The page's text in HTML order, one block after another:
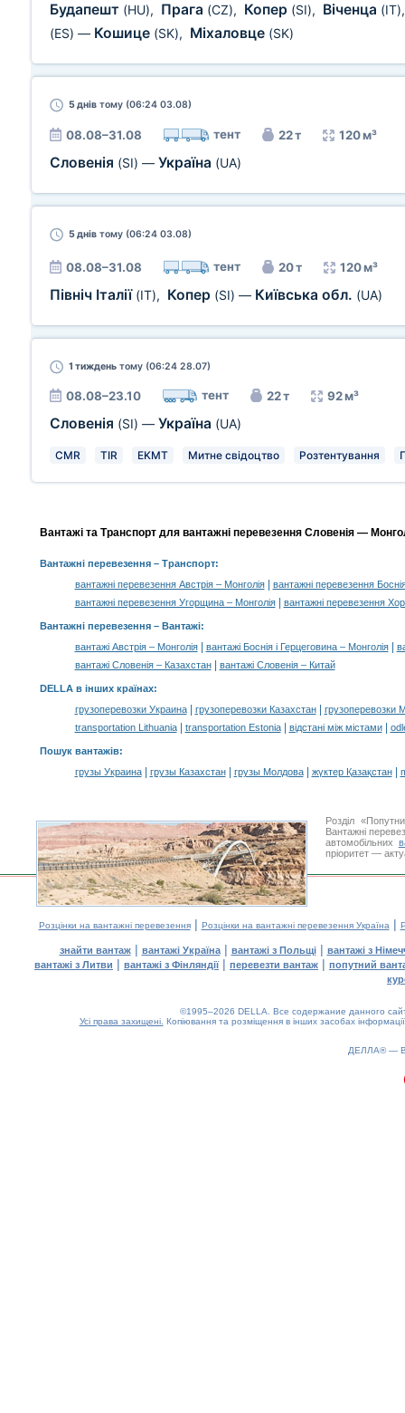
Будапешт (HU), Прага (CZ), Копер (SI), Віченца (IT)
(ES) — Кошице (SK), Міхаловце (SK)
5 днів тому (06:24 03.08)
08.08–31.08 тент 22 т 120 м³
Словенія (SI) — Україна (UA)
5 днів тому (06:24 03.08)
08.08–31.08 тент 20 т 120 м³
Північ Італії (IT), Копер (SI) — Київська обл. (UA)
1 тиждень тому (06:24 28.07)
08.08–23.10 тент 22 т 92 м³
Словенія (SI) — Україна (UA)
CMR TIR EKMT Митне свідоцтво Розтентування
Вантажі та Транспорт для вантажні перевезення Словенія —
Вантажні перевезення– Транспорт:
вантажні перевезення Австрія – Монголія|
вантажні перевезення
вантажні перевезення Угорщина – Монголія| вантажні перевезення
Вантажні перевезення – Вантажі:
вантажі Австрія – Монголія| вантажі Боснія і Герцеговина – Монголія|
вантажі Словенія – Казахстан| вантажі Словенія – Китай
DELLA в інших країнах:
грузоперевозки Украина| грузоперевозки Казахстан|
грузоперевозки
transportation Lithuania| transportation Estonia| відстані між містами|
Пошук вантажів:
грузы Украина| грузы Казахстан| грузы Молдова| жүктер Қазақстан|
Розділ
Вантажні
автомобільних
пріоритет —
Розцінки на вантажні перевезення| Розцінки на вантажні перевезення Україна |
знайти вантаж| вантажі Україна| вантажі з Польщі| вантажі з
вантажі з Литви | вантажі з Фінляндії| перевезти вантаж | попутний
©1995–2026 DELLA. Все содержание данного
Усі права захищені. Копіювання та розміщення в інших засобах
ДЕЛЛА® —